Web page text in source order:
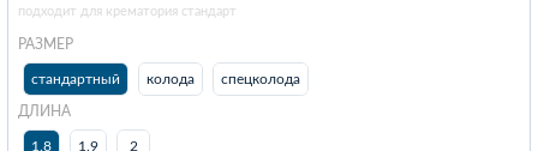
подходит для крематория стандарт
РАЗМЕР
стандартный колода спецколода
ДЛИНА
1.8 1.9 2